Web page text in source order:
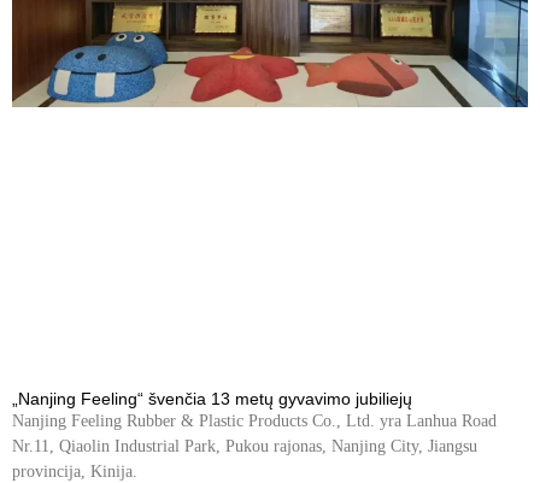
„Nanjing Feeling“ švenčia 13 metų gyvavimo jubiliejų
Nanjing Feeling Rubber & Plastic Products Co., Ltd. yra Lanhua Road
Nr.11, Qiaolin Industrial Park, Pukou rajonas, Nanjing City, Jiangsu
provincija, Kinija.